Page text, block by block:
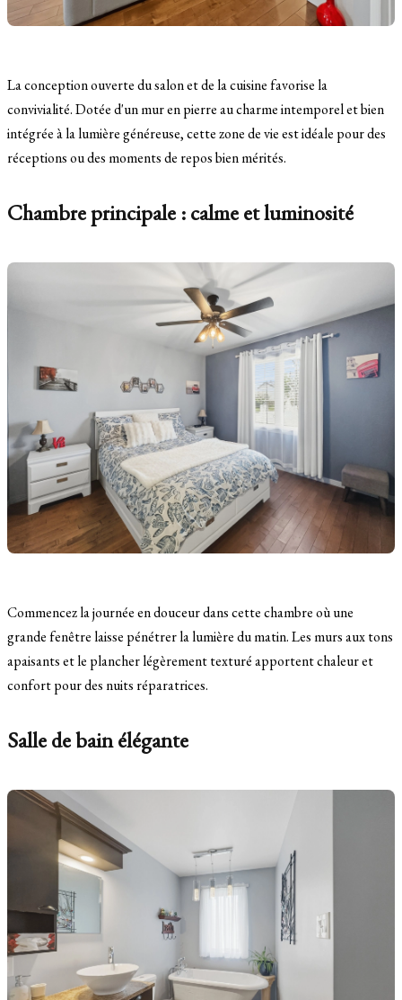
La conception ouverte du salon et de la cuisine favorise la
convivialité. Dotée d'un mur en pierre au charme intemporel et bien
intégrée à la lumière généreuse, cette zone de vie est idéale pour des
réceptions ou des moments de repos bien mérités.
Chambre principale : calme et luminosité
Commencez la journée en douceur dans cette chambre où une
grande fenêtre laisse pénétrer la lumière du matin. Les murs aux tons
apaisants et le plancher légèrement texturé apportent chaleur et
confort pour des nuits réparatrices.
Salle de bain élégante